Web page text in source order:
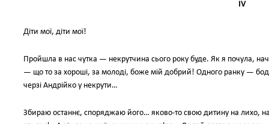
IV
Діти мої, діти мої!
Пройшла в нас чутка — некрутчина сього року буде. Як я почула,
— що то за хороші, за молоді, боже мій добрий! Одного ранку —
черзі Андрійко у некрути…
Збираю останнє, споряджаю його… яково-то свою дитину на лихо,